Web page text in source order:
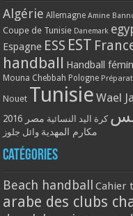
Algérie Allemagne Amine
Coupe de Tunisie Danemark
Espagne ESS EST
handball Handball
Mouna Chebbah Pologne
Nouet Tunisie Wael
كرة اليد النسائية مصر 2016
مكارم المهدية وائل جلوز
Catégories
Beach handball Cahier
arabe des clubs